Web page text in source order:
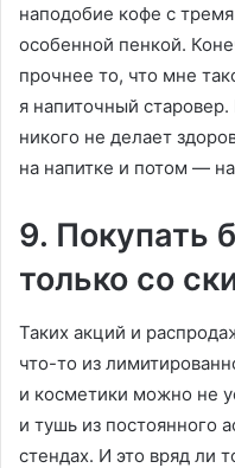
наподобие кофе с
особенной пенкой.
прочнее то, что мне
я напиточный
никого не делает
на напитке и потом —
9. Покупать
только со
Таких акций и
что-то из
и косметики можно не
и тушь из постоянного
стендах. И это вряд ли